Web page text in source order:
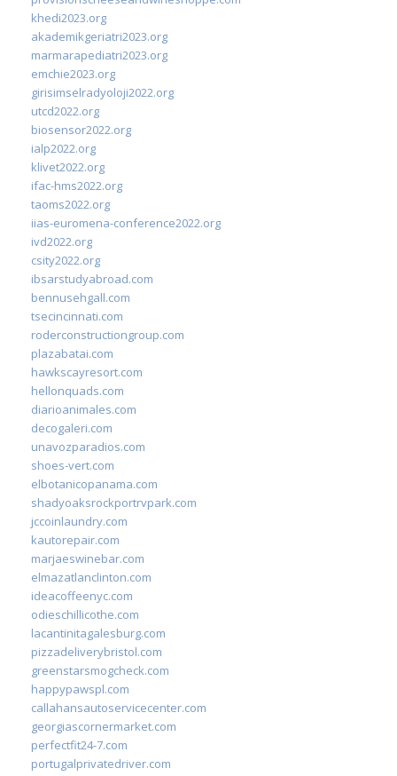
khedi2023.org
akademikgeriatri2023.org
marmarapediatri2023.org
emchie2023.org
girisimselradyoloji2022.org
utcd2022.org
biosensor2022.org
ialp2022.org
klivet2022.org
ifac-hms2022.org
taoms2022.org
iias-euromena-conference2022.org
ivd2022.org
csity2022.org
ibsarstudyabroad.com
bennusehgall.com
tsecincinnati.com
roderconstructiongroup.com
plazabatai.com
hawkscayresort.com
hellonquads.com
diarioanimales.com
decogaleri.com
unavozparadios.com
shoes-vert.com
elbotanicopanama.com
shadyoaksrockportrvpark.com
jccoinlaundry.com
kautorepair.com
marjaeswinebar.com
elmazatlanclinton.com
ideacoffeenyc.com
odieschillicothe.com
lacantinitagalesburg.com
pizzadeliverybristol.com
greenstarsmogcheck.com
happypawspl.com
callahansautoservicecenter.com
georgiascornermarket.com
perfectfit24-7.com
portugalprivatedriver.com